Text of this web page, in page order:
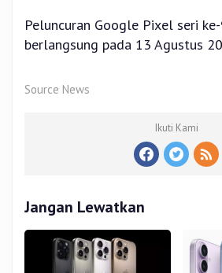
Peluncuran Google Pixel seri
berlangsung pada 13 Agustus
Source News
Ikuti Kami
Jangan Lewatkan